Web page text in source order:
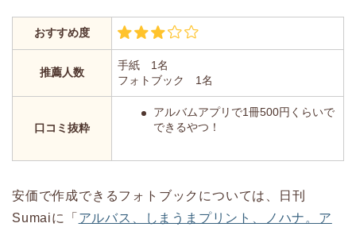
おすすめ度
推薦人数
手紙 1名
フォトブック 1名
口コミ抜粋
アルバムアプリで1冊500円くらいで
できるやつ！
安価で作成できるフォトブックについては、日刊
Sumaiに「 アルバス、しまうまプリント、ノハナ。ア